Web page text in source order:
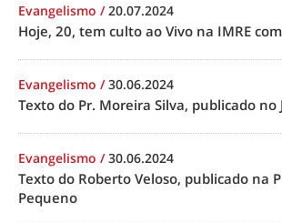
Evangelismo /20.07.2024
Hoje, 20, tem culto ao Vivo na IMRE
Evangelismo /30.06.2024
Texto do Pr. Moreira Silva, publicado no
Evangelismo /30.06.2024
Texto do Roberto Veloso, publicado na
Pequeno